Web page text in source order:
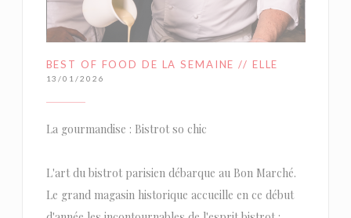
BEST OF FOOD DE LA SEMAINE // ELLE
13/01/2026
La gourmandise : Bistrot so chic
L'art du bistrot parisien débarque au Bon Marché.
Le grand magasin historique accueille en ce début